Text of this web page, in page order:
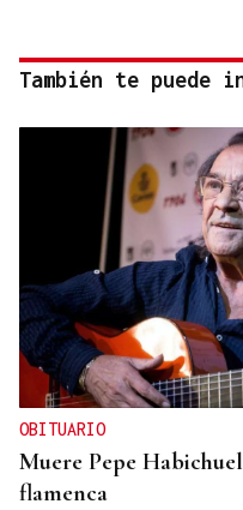
También te puede
OBITUARIO
Muere Pepe
flamenca